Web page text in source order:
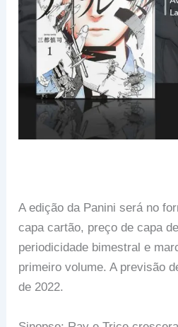
A edição da Panini será no
capa cartão, preço de capa
periodicidade bimestral e
primeiro volume. A previsão
de 2022.